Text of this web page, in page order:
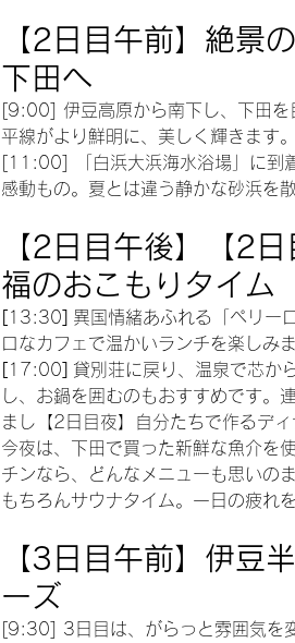
【2日目午前】絶景
下田へ
[9:00] 伊豆高原から南下し、下田
平線がより鮮明に、美しく輝きます。
[11:00] 「白浜大浜海水浴場」に到
感動もの。夏とは違う静かな砂浜を
【2日目午後】
【2
福のおこもりタイム
13:30
異国情緒あふれる「ペリー
ロなカフェで温かいランチを楽しみま
17:00
貸別荘に戻り、温泉で芯か
し、お鍋を囲むのもおすすめです。
まし【2日目夜】自分たちで作るデ
今夜は、下田で買った新鮮な魚介を
チンなら、どんなメニューも思いの
もちろんサウナタイム。一日の疲れ
【3日目午前】伊豆
ーズ
[9:30] 3日目は、がらっと雰囲気を